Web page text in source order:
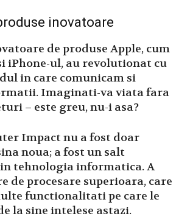
inovatoare
de produse Apple, cum
iPhone-ul, au revolutionat cu
in care comunicam si
Imaginati-va viata fara
– este greu, nu-i asa?
Impact nu a fost doar
noua; a fost un salt
tehnologia informatica. A
de procesare superioara, care
functionalitati pe care le
la sine intelese astazi.